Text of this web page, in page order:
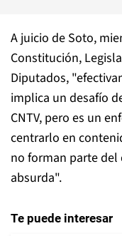
A juicio de Soto,
Constitución,
Diputados,
implica un desafío
CNTV, pero es un
centrarlo en
no forman parte del
absurda".
Te puede interesar